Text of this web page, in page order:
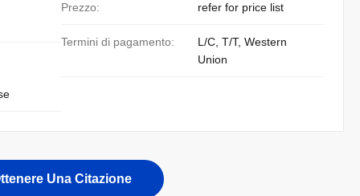
Prezzo: refer for price list
Termini di pagamento:
L/C, T/T, Western
Union
Una Citazione